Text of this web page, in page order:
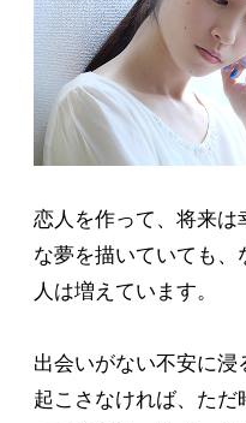
恋人を作って、将来は
な夢を描いていても、
人は増えています。
出会いがない不安に
起こさなければ、た